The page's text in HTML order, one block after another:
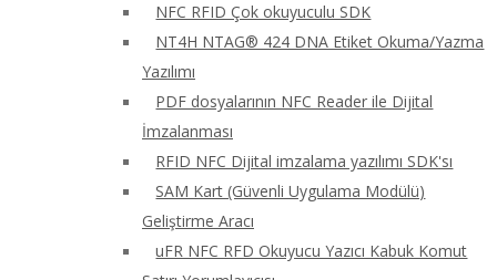
NFC RFID Çok okuyuculu SDK
NT4H NTAG® 424 DNA Etiket Okuma/Yazma
Yazılımı
PDF dosyalarının NFC Reader ile Dijital
İmzalanması
RFID NFC Dijital imzalama yazılımı SDK'sı
SAM Kart (Güvenli Uygulama Modülü)
Geliştirme Aracı
uFR NFC RFD Okuyucu Yazıcı Kabuk Komut